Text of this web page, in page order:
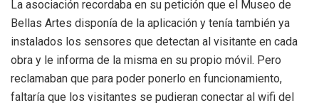
La asociación recordaba en su petición que el Museo de
Bellas Artes disponía de la aplicación y tenía también ya
instalados los sensores que detectan al visitante en cada
obra y le informa de la misma en su propio móvil. Pero
reclamaban que para poder ponerlo en funcionamiento,
faltaría que los visitantes se pudieran conectar al wifi del